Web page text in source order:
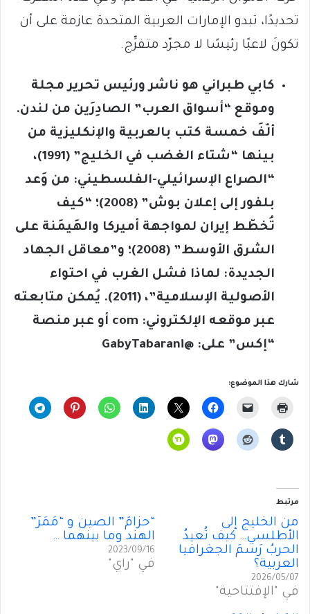
تحديدًا، تبدو الإمارات العربية المتحدة عازمة على أن
تكونَ لاعبًا رئيسًا لا مجرّد متفرِّج.
كابي طبراني هو ناشر ورئيس تحرير مجلة
وموقع “أسواق العرب” الصادِرَين من لندن.
ألّفَ خمسة كتب بالعربية والإنكليزية من
بينها “شتاء الغضب في الخليج” (1991)،
“الصراع الإسرائيلي-الفلسطيني: من وَعد
بلفور إلى إعلان بوش” (2008)؛ “كيف
تُخطّط إيران لمواجهة أميركا والهَيمَنة على
الشرق الأوسط” (2008)؛ و”معاقل الجهاد
الجديدة: لماذا فشل الغرب في احتواء
الأصولية الإسلامية”، (2011). يُمكن متابعته
عبر موقعه الإلكتروني: com أو عبر منصة
“إكس” على: @GabyTabarani
شارك هذا الموضوع:
مرتبط
من الخليج إلى
الأطلسي… كيف تُعيدُ
الحربُ رَسمَ الجغرافيا
العربية؟
2026/05/07
في "الإفتتاحية"
“حزامُ” الصين و “مَمَرُّ”
الهند وما بينهما …
2023/09/16
في "رأي"